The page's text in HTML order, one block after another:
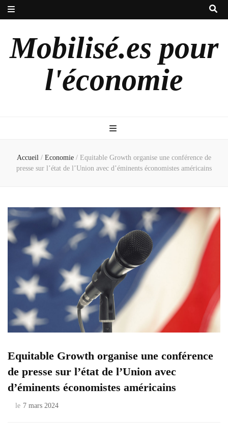
Mobilisé.es pour
l'économie
Accueil / Economie / Equitable Growth organise une conférence de
presse sur l’état de l’Union avec d’éminents économistes américains
Equitable Growth organise une conférence
de presse sur l’état de l’Union avec
d’éminents économistes américains
le 7 mars 2024